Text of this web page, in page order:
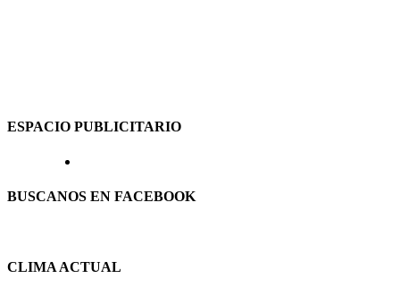
ESPACIO PUBLICITARIO
BUSCANOS EN FACEBOOK
CLIMA ACTUAL